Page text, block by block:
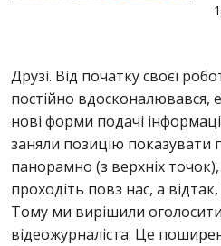
Друзі. Від початку своєї
постійно вдосконалювався,
нові форми подачі
заняли позицію показувати
панорамно (з верхніх
проходіть повз нас, а
Тому ми вирішили
відеожурналіста. Це